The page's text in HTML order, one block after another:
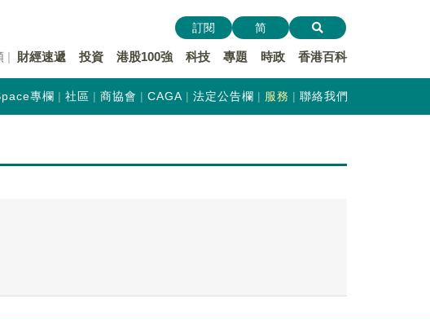
財經速遞 投資 港股100強 科技 專題 時政 香港百科
訂閱 简
專欄 社區 商協會 CAGA 法定公告欄 服務 聯絡我們